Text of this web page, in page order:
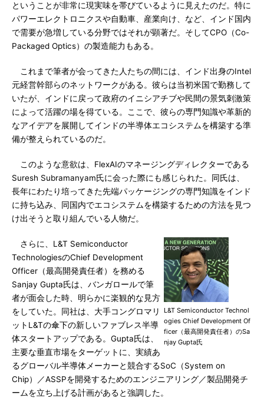
ということが非常に現実味を帯びているように見えたのだ。特に
パワーエレクトロニクスや自動車、産業向け、など、インド国内
で需要が急増している分野ではそれが顕著だ。そしてCPO（Co-
Packaged Optics）の製造能力もある。
これまで筆者が会ってきた人たちの間には、インド出身のIntel
元経営幹部らのネットワークがある。彼らは当初米国で勤務して
いたが、インドに戻って政府のイニシアチブや民間の景気刺激策
によって活躍の場を得ている。ここで、彼らの専門知識や革新的
なアイデアを展開してインドの半導体エコシステムを構築する準
備が整えられているのだ。
このような意欲は、FlexAIのマネージングディレクターである
Suresh Subramanyam氏に会った際にも感じられた。同氏は、
長年にわたり培ってきた先端パッケージングの専門知識をインド
に持ち込み、同国内でエコシステムを構築するための方法を見つ
け出そうと取り組んでいる人物だ。
L&T Semiconductor Technol
ogies Chief Development Of
ficer（最高開発責任者）のSa
njay Gupta氏
さらに、L&T Semiconductor
TechnologiesのChief Development
Officer（最高開発責任者）を務める
Sanjay Gupta氏は、バンガロールで筆
者が面会した時、明らかに楽観的な見方
をしていた。同社は、大手コングロマリ
ットL&Tの傘下の新しいファブレス半導
体スタートアップである。Gupta氏は、
主要な垂直市場をターゲットに、実績あ
るグローバル半導体メーカーと競合するSoC（System on
Chip）／ASSPを開発するためのエンジニアリング／製品開発チ
ームを立ち上げる計画があると強調した。